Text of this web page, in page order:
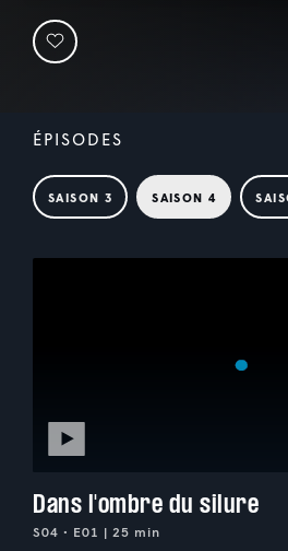
ÉPISODES
SAISON 3 SAISON 4
Dans l'ombre du silure
S04 • E01 | 25 min